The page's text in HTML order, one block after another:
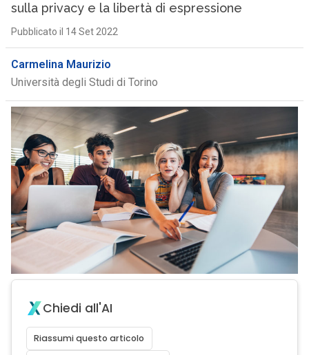
sulla privacy e la libertà di espressione
Pubblicato il 14 Set 2022
Carmelina Maurizio
Università degli Studi di Torino
Chiedi all'AI
Riassumi questo articolo